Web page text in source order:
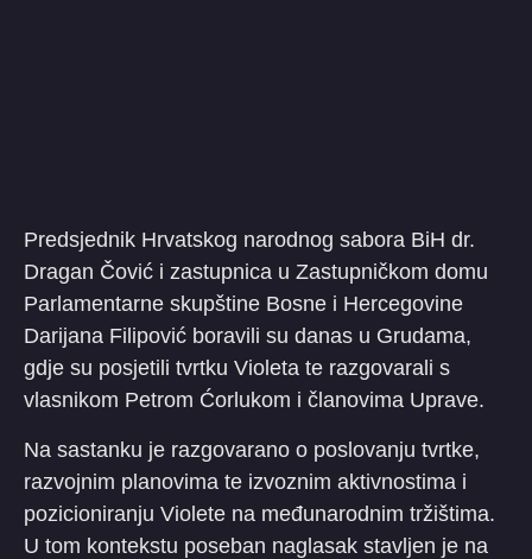
Predsjednik Hrvatskog narodnog sabora BiH dr.
Dragan Čović i zastupnica u Zastupničkom domu
Parlamentarne skupštine Bosne i Hercegovine
Darijana Filipović boravili su danas u Grudama,
gdje su posjetili tvrtku Violeta te razgovarali s
vlasnikom Petrom Ćorlukom i članovima Uprave.
Na sastanku je razgovarano o poslovanju tvrtke,
razvojnim planovima te izvoznim aktivnostima i
pozicioniranju Violete na međunarodnim tržištima.
U tom kontekstu poseban naglasak stavljen je na